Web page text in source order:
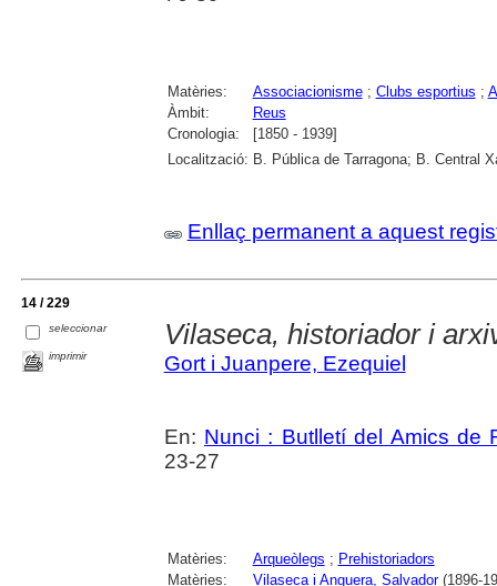
Matèries: Associacionisme; Clubs esportius ;
Àmbit:
Reus
Cronologia:
[1850 - 1939]
Localització: B. Pública de Tarragona; B. Central
Enllaç permanent a aquest
14 / 229
seleccionar
imprimir
Vilaseca, historiador i
Gort i Juanpere, Ezequiel
En: Nunci : Butlletí del Amics de
23-27
Matèries: Arqueòlegs ; Prehistoriadors
Matèries:
Vilaseca i Anguera, Salvador(1896-